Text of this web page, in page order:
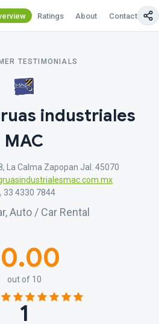
Ratings About Contact Us
TESTIMONIALS
industriales
MAC
La Calma Zapopan Jal. 45070
33 4330 7844
Auto / Car Rental
out of 10
1